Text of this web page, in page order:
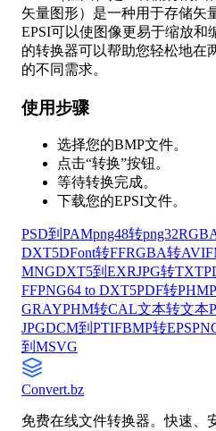
矢量图形）是一种用于存储矢
EPSI可以使图像更易于缩放和
的转换器可以帮助您轻松地在
的不同需求。
使用步骤
选择您的BMP文件。
点击“转换”按钮。
等待转换完成。
下载您的EPSI文件。
PSD到PAMpng48转png32
DXT5DFont转FFRGBA转AVIF
MNGDXT5到EXRJPG转TXT
FFPNG64 to DXT5PDF转PHM
GRAYPHM转CAL文本转文本
JPGDCM到PTIFBMP转EPS
到MSVG
Convert.bz
免费在线文件转换器。快速、